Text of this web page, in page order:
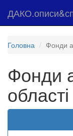
Головна Фонди
Фонди
області